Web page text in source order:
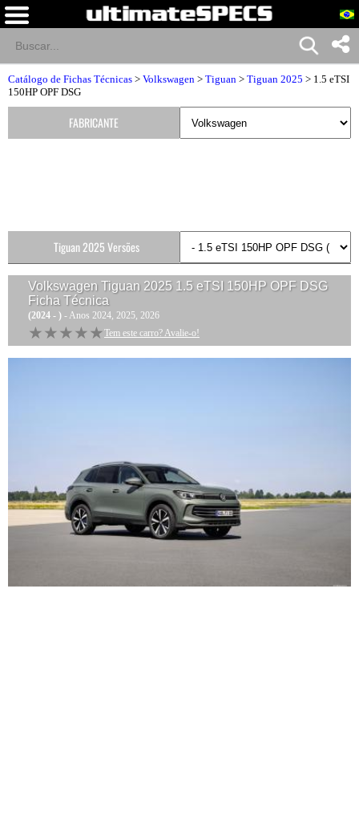
Catálogo de Fichas Técnicas > Volkswagen > Tiguan > Tiguan 2025 > 1.5 eTSI
150HP OPF DSG
Volkswagen Tiguan 2025 1.5 eTSI 150HP OPF DSG
Ficha Técnica
(2024 - ) - Anos 2024, 2025, 2026
★★★★★
★★★★★ Tem este carro? Avalie-o!
FABRICANTE
Tiguan 2025 Versões